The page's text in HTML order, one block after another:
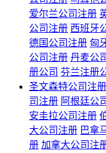
爱尔兰公司注册
公司注册 西班牙
德国公司注册 匈
公司注册 丹麦公
册公司 芬兰注册
圣文森特公司注册
司注册 阿根廷公
安圭拉公司注册
大公司注册 巴拿
册 加拿大公司注